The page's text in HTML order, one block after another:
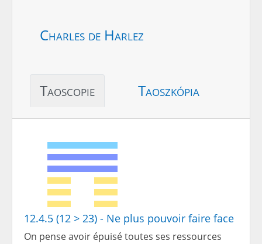
Charles de Harlez
Taoscopie Taoszkópia
12.4.5 (12 > 23) - Ne plus pouvoir faire face
On pense avoir épuisé toutes ses ressources